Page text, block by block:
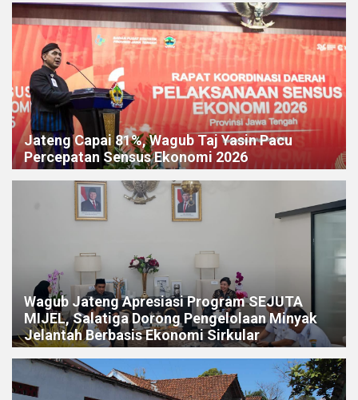
Jateng Capai 81%, Wagub Taj Yasin Pacu
Percepatan Sensus Ekonomi 2026
Wagub Jateng Apresiasi Program SEJUTA
MIJEL, Salatiga Dorong Pengelolaan Minyak
Jelantah Berbasis Ekonomi Sirkular